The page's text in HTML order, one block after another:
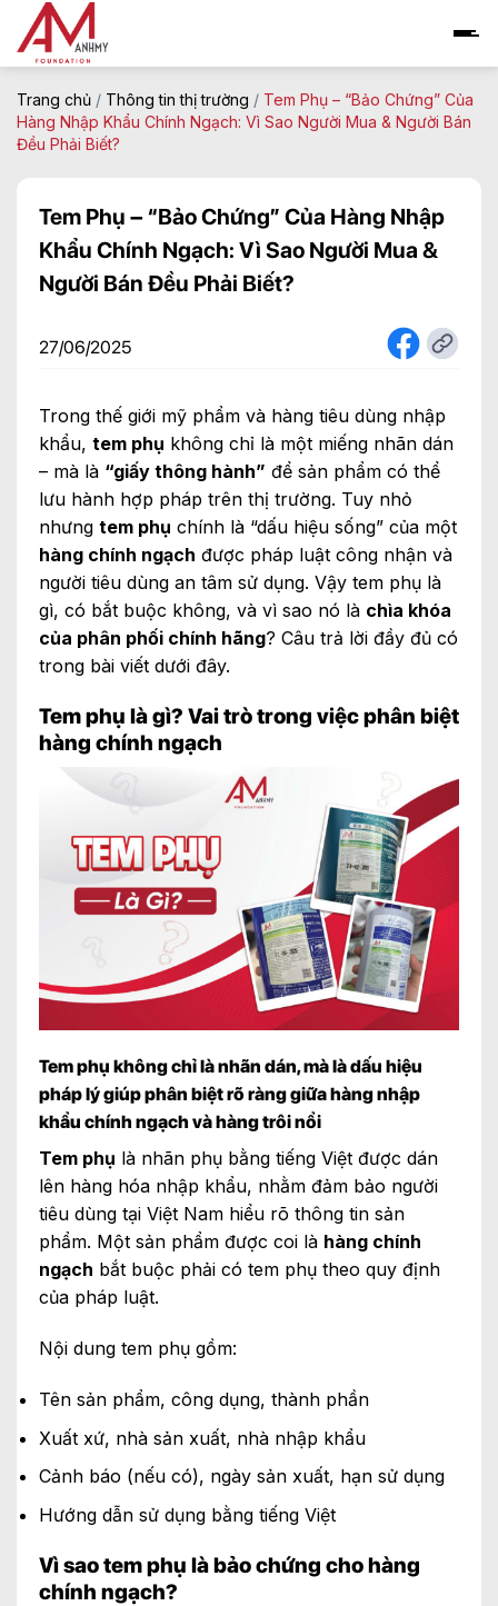
content
Trang chủ / Thông tin thị trường / Tem Phụ – “Bảo Chứng” Của
Hàng Nhập Khẩu Chính Ngạch: Vì Sao Người Mua & Người Bán
Đều Phải Biết?
Tem Phụ – “Bảo Chứng” Của Hàng Nhập
Khẩu Chính Ngạch: Vì Sao Người Mua &
Người Bán Đều Phải Biết?
27/06/2025
Trong thế giới mỹ phẩm và hàng tiêu dùng nhập
khẩu, tem phụ không chỉ là một miếng nhãn dán
– mà là “giấy thông hành” để sản phẩm có thể
lưu hành hợp pháp trên thị trường. Tuy nhỏ
nhưng tem phụ chính là “dấu hiệu sống” của một
hàng chính ngạch được pháp luật công nhận và
người tiêu dùng an tâm sử dụng. Vậy tem phụ là
gì, có bắt buộc không, và vì sao nó là chìa khóa
của phân phối chính hãng? Câu trả lời đầy đủ có
trong bài viết dưới đây.
Tem phụ là gì? Vai trò trong việc phân biệt
hàng chính ngạch
Tem phụ không chỉ là nhãn dán, mà là dấu hiệu
pháp lý giúp phân biệt rõ ràng giữa hàng nhập
khẩu chính ngạch và hàng trôi nổi
Tem phụ là nhãn phụ bằng tiếng Việt được dán
lên hàng hóa nhập khẩu, nhằm đảm bảo người
tiêu dùng tại Việt Nam hiểu rõ thông tin sản
phẩm. Một sản phẩm được coi là hàng chính
ngạch bắt buộc phải có tem phụ theo quy định
của pháp luật.
Nội dung tem phụ gồm:
Tên sản phẩm, công dụng, thành phần
Xuất xứ, nhà sản xuất, nhà nhập khẩu
Cảnh báo (nếu có), ngày sản xuất, hạn sử dụng
Hướng dẫn sử dụng bằng tiếng Việt
Vì sao tem phụ là bảo chứng cho hàng
chính ngạch?